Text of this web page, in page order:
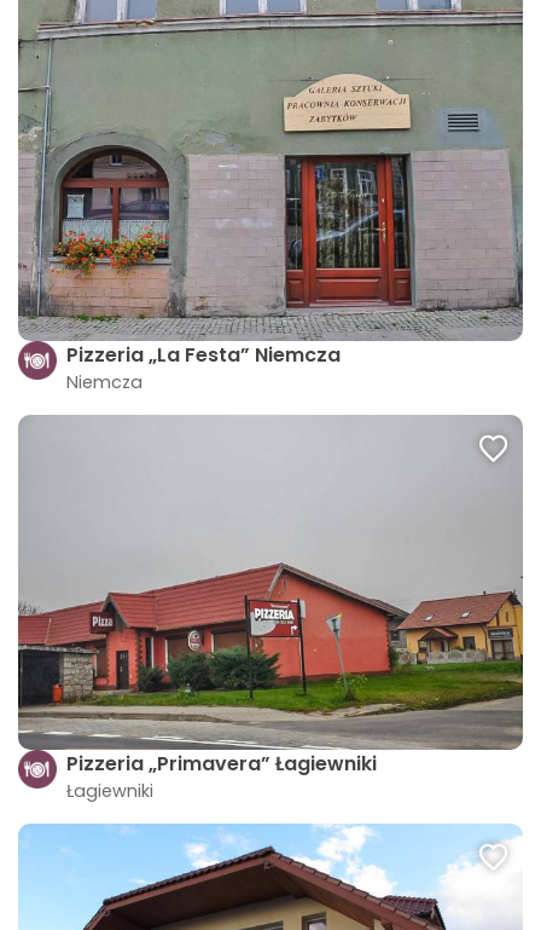
Pizzeria „La Festa” Niemcza
Niemcza
Pizzeria „Primavera” Łagiewniki
Łagiewniki